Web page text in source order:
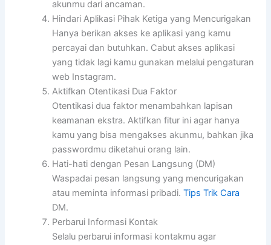
akunmu dari ancaman.
Hindari Aplikasi Pihak Ketiga yang Mencurigakan
Hanya berikan akses ke aplikasi yang kamu
percayai dan butuhkan. Cabut akses aplikasi
yang tidak lagi kamu gunakan melalui pengaturan
web Instagram.
Aktifkan Otentikasi Dua Faktor
Otentikasi dua faktor menambahkan lapisan
keamanan ekstra. Aktifkan fitur ini agar hanya
kamu yang bisa mengakses akunmu, bahkan jika
passwordmu diketahui orang lain.
Hati-hati dengan Pesan Langsung (DM)
Waspadai pesan langsung yang mencurigakan
atau meminta informasi pribadi.Tips Trik Cara
DM.
Perbarui Informasi Kontak
Selalu perbarui informasi kontakmu agar